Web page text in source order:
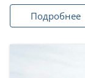
Подробнее